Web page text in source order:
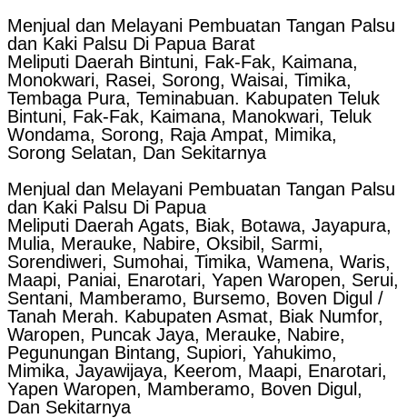
Menjual dan Melayani Pembuatan Tangan Palsu
dan Kaki Palsu Di Papua Barat
Meliputi Daerah Bintuni, Fak-Fak, Kaimana,
Monokwari, Rasei, Sorong, Waisai, Timika,
Tembaga Pura, Teminabuan. Kabupaten Teluk
Bintuni, Fak-Fak, Kaimana, Manokwari, Teluk
Wondama, Sorong, Raja Ampat, Mimika,
Sorong Selatan, Dan Sekitarnya
Menjual dan Melayani Pembuatan Tangan Palsu
dan Kaki Palsu Di Papua
Meliputi Daerah Agats, Biak, Botawa, Jayapura,
Mulia, Merauke, Nabire, Oksibil, Sarmi,
Sorendiweri, Sumohai, Timika, Wamena, Waris,
Maapi, Paniai, Enarotari, Yapen Waropen, Serui,
Sentani, Mamberamo, Bursemo, Boven Digul /
Tanah Merah. Kabupaten Asmat, Biak Numfor,
Waropen, Puncak Jaya, Merauke, Nabire,
Pegunungan Bintang, Supiori, Yahukimo,
Mimika, Jayawijaya, Keerom, Maapi, Enarotari,
Yapen Waropen, Mamberamo, Boven Digul,
Dan Sekitarnya